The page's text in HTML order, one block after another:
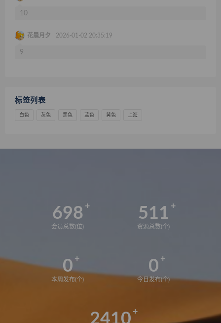
10
花晨月夕 2026-01-02 20:35:19
9
标签列表
白色 灰色 黑色 蓝色 黄色 上海
698
会员总数(位)
511
资源总数(个)
0
本周发布(个)
0
今日发布(个)
2410